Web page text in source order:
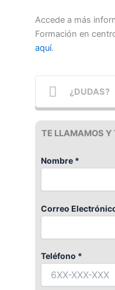
Accede a más
Formación en
aquí.
¿DUDAS?
TE LLAMAMOS Y
Nombre *
Correo
Teléfono *